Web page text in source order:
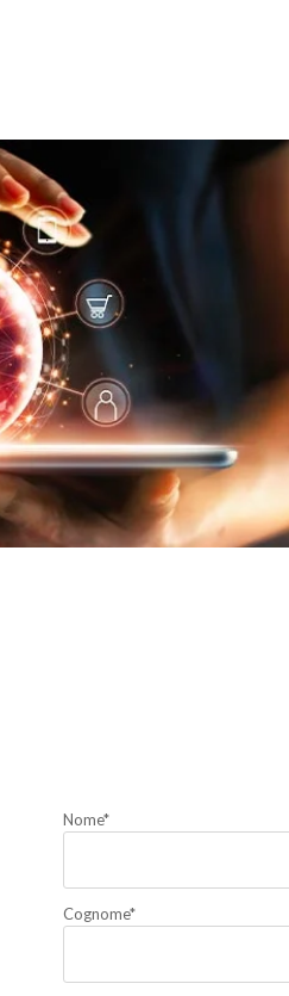
Nome*
Cognome*